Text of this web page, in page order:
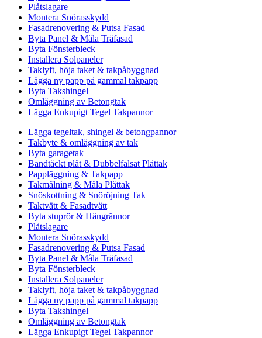
Plåtslagare
Montera Snörasskydd
Fasadrenovering & Putsa Fasad
Byta Panel & Måla Träfasad
Byta Fönsterbleck
Installera Solpaneler
Taklyft, höja taket & takpåbyggnad
Lägga ny papp på gammal takpapp
Byta Takshingel
Omläggning av Betongtak
Lägga Enkupigt Tegel Takpannor
Lägga tegeltak, shingel & betongpannor
Takbyte & omläggning av tak
Byta garagetak
Bandtäckt plåt & Dubbelfalsat Plåttak
Pappläggning & Takpapp
Takmålning & Måla Plåttak
Snöskottning & Snöröjning Tak
Taktvätt & Fasadtvätt
Byta stuprör & Hängrännor
Plåtslagare
Montera Snörasskydd
Fasadrenovering & Putsa Fasad
Byta Panel & Måla Träfasad
Byta Fönsterbleck
Installera Solpaneler
Taklyft, höja taket & takpåbyggnad
Lägga ny papp på gammal takpapp
Byta Takshingel
Omläggning av Betongtak
Lägga Enkupigt Tegel Takpannor